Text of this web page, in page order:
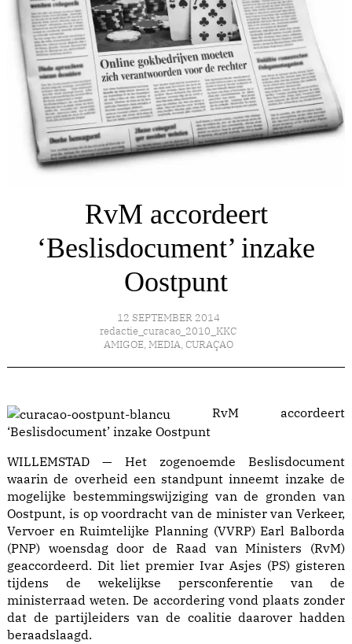
RvM accordeert
‘Beslisdocument’ inzake
Oostpunt
12 SEPTEMBER 2014
redactie_curacao_2010_KKC
AMIGOE, MEDIA, CURAÇAO
RvM accordeert
‘Beslisdocument’ inzake Oostpunt
WILLEMSTAD — Het zogenoemde Beslisdocument
waarin de overheid een standpunt inneemt inzake de
mogelijke bestemmingswijziging van de gronden van
Oostpunt, is op voordracht van de minister van Verkeer,
Vervoer en Ruimtelijke Planning (VVRP) Earl Balborda
(PNP) woensdag door de Raad van Ministers (RvM)
geaccordeerd. Dit liet premier Ivar Asjes (PS) gisteren
tijdens de wekelijkse persconferentie van de
ministerraad weten. De accordering vond plaats zonder
dat de partijleiders van de coalitie daarover hadden
beraadslaagd.